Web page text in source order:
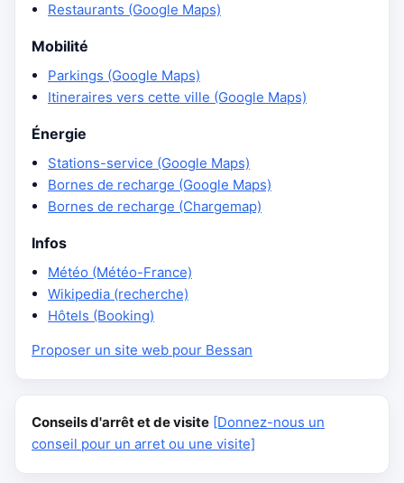
Restaurants (Google Maps)
Mobilité
Parkings (Google Maps)
Itineraires vers cette ville (Google Maps)
Énergie
Stations-service (Google Maps)
Bornes de recharge (Google Maps)
Bornes de recharge (Chargemap)
Infos
Météo (Météo-France)
Wikipedia (recherche)
Hôtels (Booking)
Proposer un site web pour Bessan
Conseils d'arrêt et de visite [Donnez-nous un
conseil pour un arret ou une visite]